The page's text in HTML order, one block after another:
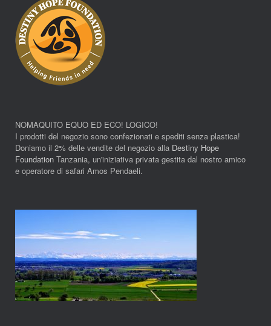
NOMAQUITO EQUO ED ECO! LOGICO!
I prodotti del negozio sono confezionati e spediti senza plastica!
Doniamo il 2% delle vendite del negozio alla Destiny Hope
Foundation Tanzania, un'iniziativa privata gestita dal nostro amico
e operatore di safari Amos Pendaeli.